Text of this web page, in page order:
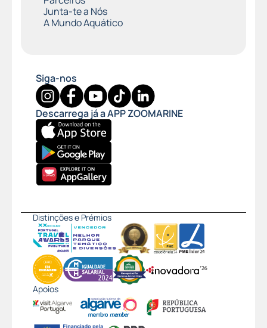
Junta-te a Nós
A Mundo Aquático
Siga-nos
Descarrega já a APP ZOOMARINE
Distinções e Prémios
Apoios